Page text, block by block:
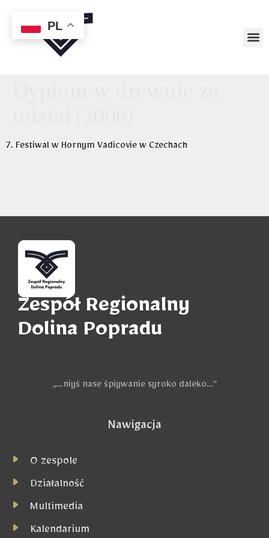
7. Festiwal w Hornym Vadicovie w Czechach
Zespół Regionalny
Dolina Popradu
„…niyś nase śpiywanie syroko daleko…”
Nawigacja
O zespole
Działalność
Multimedia
Kalendarium
PL